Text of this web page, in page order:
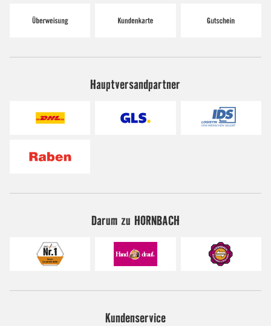
Hauptversandpartner
Darum zu HORNBACH
Kundenservice